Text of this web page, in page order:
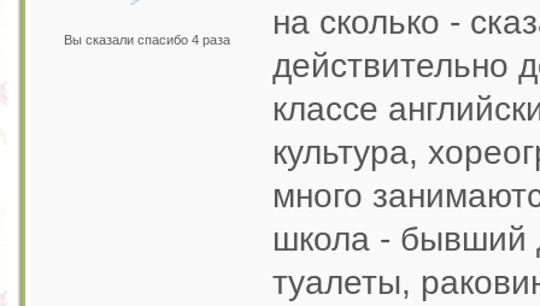
Вы сказали спасибо 4 раза
на сколько -
действительно
классе
культура,
много
школа - бывший
туалеты,